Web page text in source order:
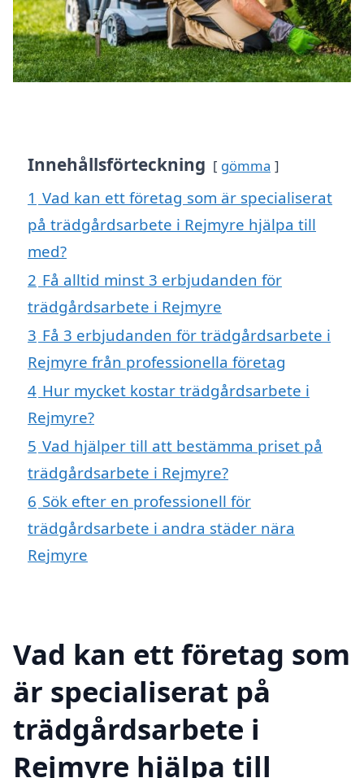
Innehållsförteckning gömma
1 Vad kan ett företag som är specialiserat
på trädgårdsarbete i Rejmyre hjälpa till
med?
2 Få alltid minst 3 erbjudanden för
trädgårdsarbete i Rejmyre
3 Få 3 erbjudanden för trädgårdsarbete i
Rejmyre från professionella företag
4 Hur mycket kostar trädgårdsarbete i
Rejmyre?
5 Vad hjälper till att bestämma priset på
trädgårdsarbete i Rejmyre?
6 Sök efter en professionell för
trädgårdsarbete i andra städer nära
Rejmyre
Vad kan ett företag som
är specialiserat på
trädgårdsarbete i
Rejmyre hjälpa till